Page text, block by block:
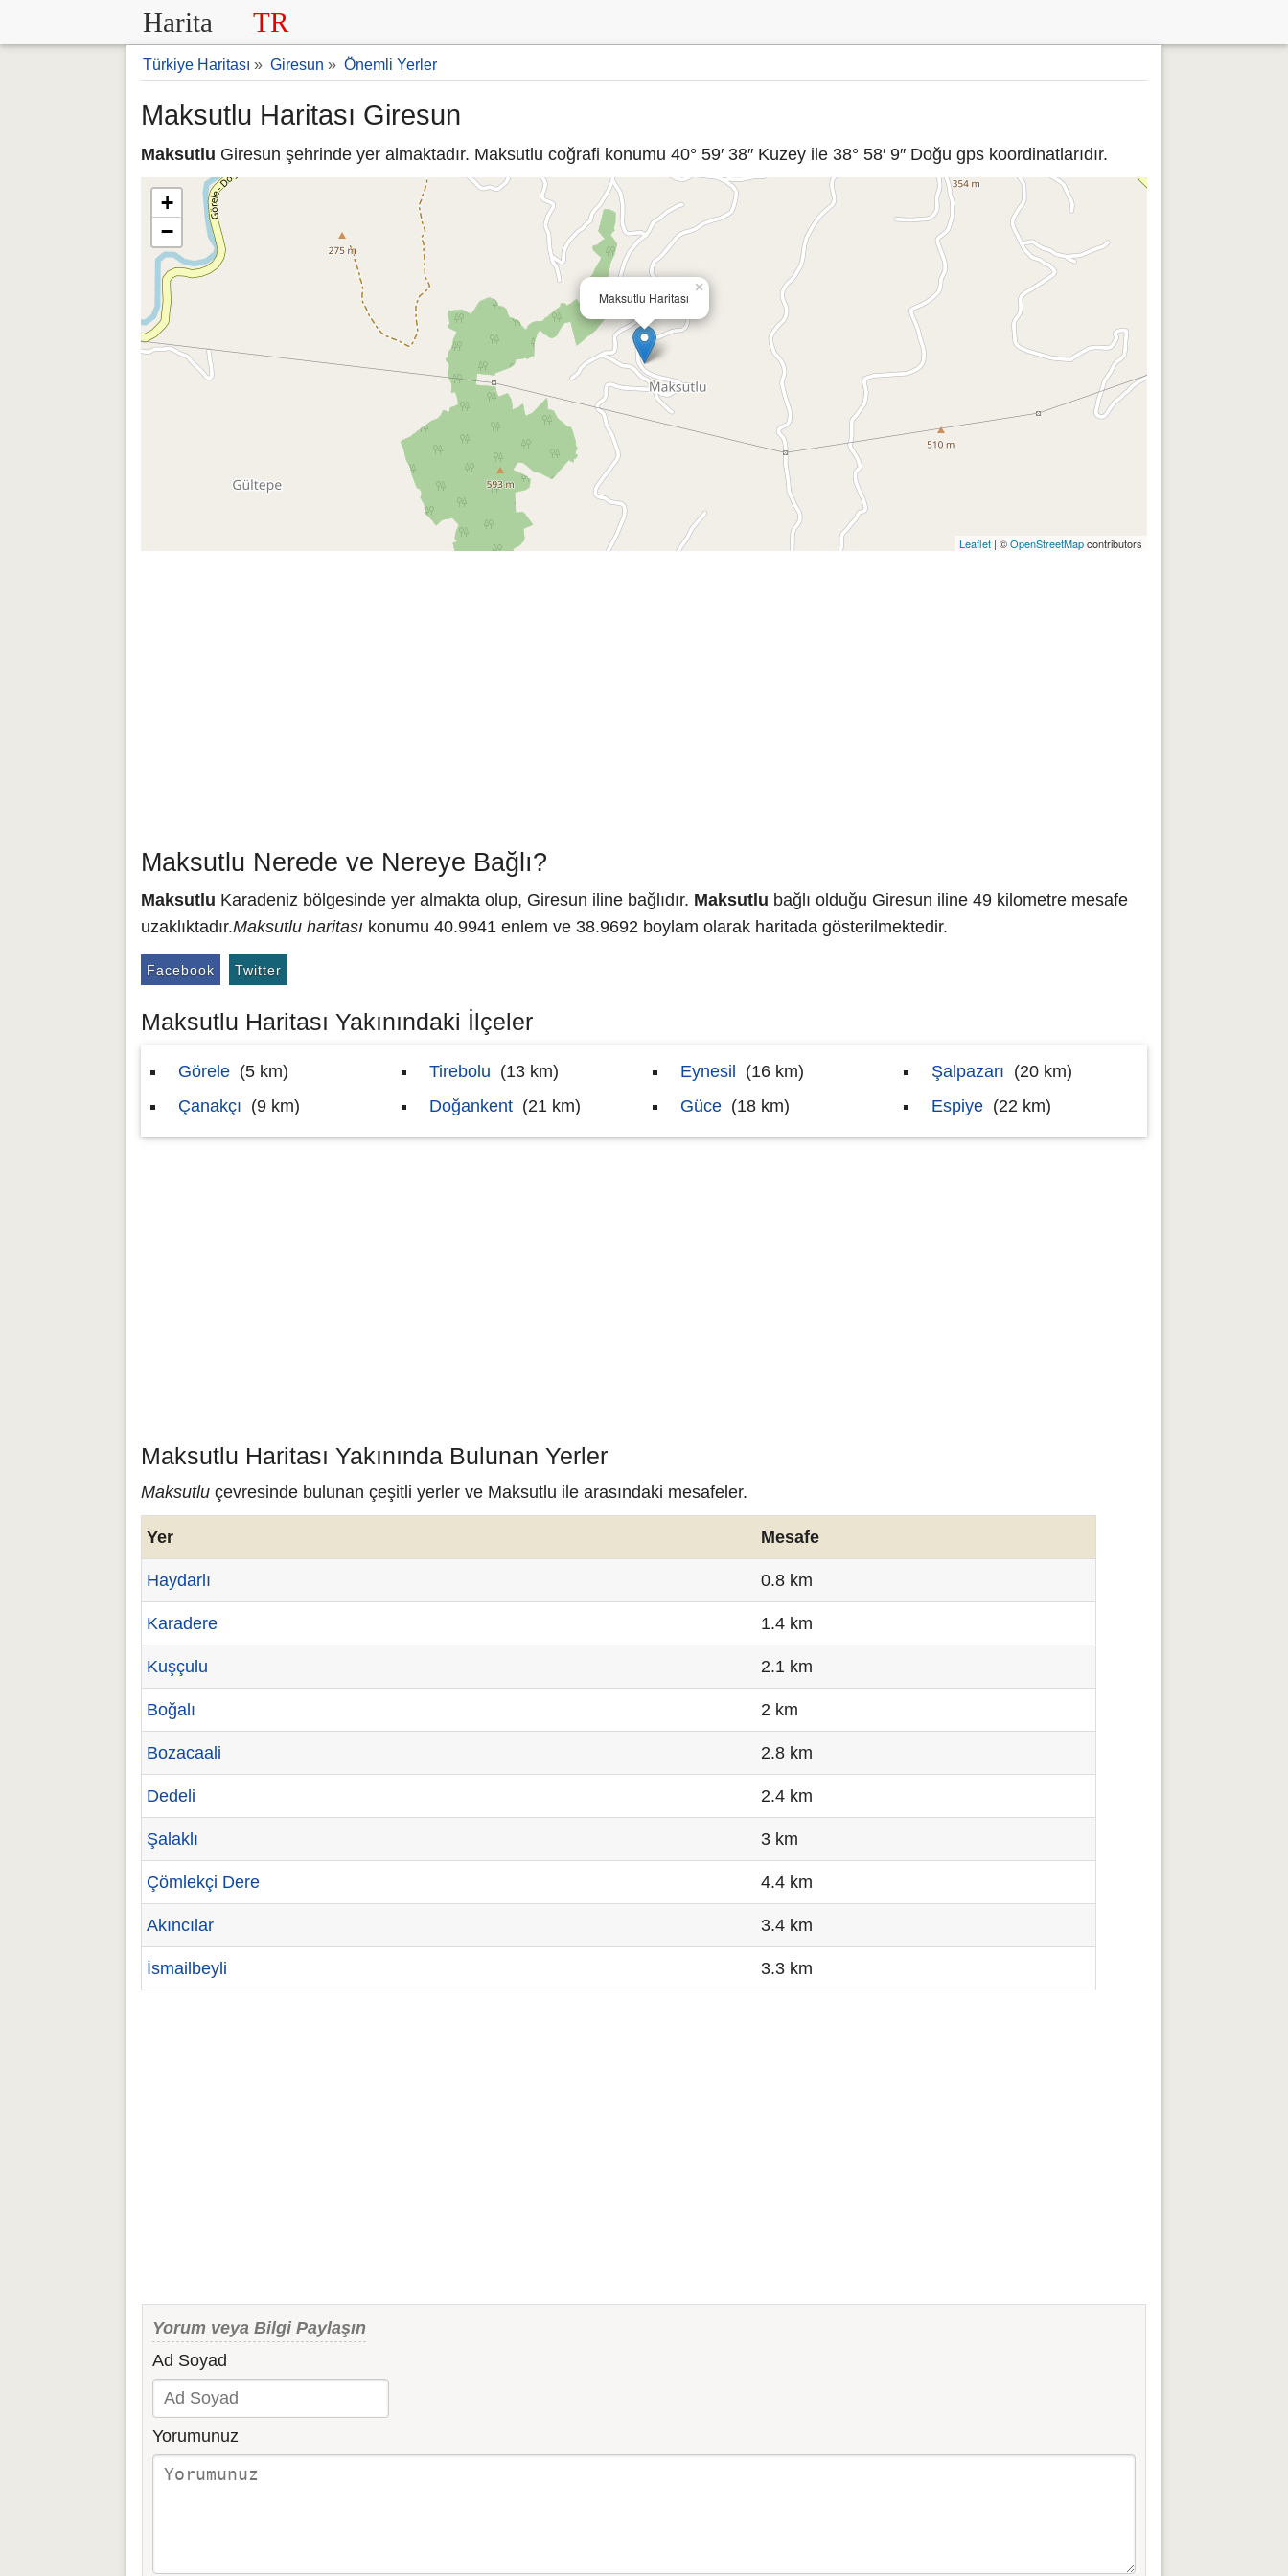
Harita TR
Türkiye Haritası » Giresun » Önemli Yerler
Maksutlu Haritası Giresun
Maksutlu Giresun şehrinde yer almaktadır. Maksutlu coğrafi konumu 40° 59′ 38″ Kuzey ile 38° 58′ 9″ Doğu gps koordinatlarıdır.
Maksutlu Haritası
×
+
−
Leaflet | ©OpenStreetMapcontributors
Maksutlu Nerede ve Nereye Bağlı?
Maksutlu Karadeniz bölgesinde yer almakta olup, Giresun iline bağlıdır. Maksutlu bağlı olduğu Giresun iline 49 kilometre mesafe
uzaklıktadır.Maksutlu haritası konumu 40.9941 enlem ve 38.9692 boylam olarak haritada gösterilmektedir.
Facebook Twitter
Maksutlu Haritası Yakınındaki İlçeler
Görele (5 km)
Çanakçı (9 km)
Tirebolu (13 km)
Doğankent (21 km)
Eynesil
(16 km)
Güce (18 km)
Şalpazarı (20 km)
Espiye (22 km)
Maksutlu Haritası Yakınında Bulunan Yerler
Maksutlu çevresinde bulunan çeşitli yerler ve Maksutlu ile arasındaki mesafeler.
Yer Mesafe
Haydarlı 0.8 km
Karadere 1.4 km
Kuşçulu 2.1 km
Boğalı 2 km
Bozacaali 2.8 km
Dedeli 2.4 km
Şalaklı 3 km
Çömlekçi Dere 4.4 km
Akıncılar 3.4 km
İsmailbeyli 3.3 km
Yorum veya Bilgi Paylaşın
Ad Soyad
Yorumunuz